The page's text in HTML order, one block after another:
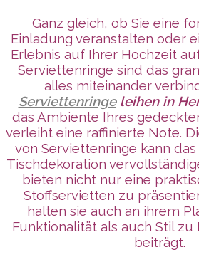
Ganz gleich, ob Sie eine
Einladung veranstalten oder
Erlebnis auf Ihrer Hochzeit
Serviettenringe sind das
alles miteinander
Serviettenringeleihen in
das Ambiente Ihres
verleiht eine raffinierte Note.
von Serviettenringe kann
Tischdekoration
bieten nicht nur eine
Stoffservietten zu
halten sie auch an ihrem
Funktionalität als auch Stil zu
beiträgt.